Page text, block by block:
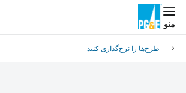
منو
طرح‌ها را نرخ‌گذاری کنید